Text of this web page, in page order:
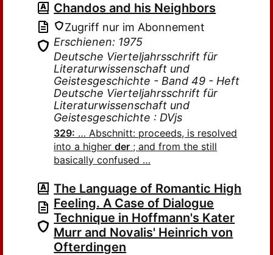
Chandos and his Neighbors
Zugriff nur im Abonnement
Erschienen: 1975
Deutsche Vierteljahrsschrift für
Literaturwissenschaft und
Geistesgeschichte - Band 49 - Heft
Deutsche Vierteljahrsschrift für
Literaturwissenschaft und
Geistesgeschichte : DVjs
329: … Abschnitt: proceeds, is resolved
into a higherder ; and from the still
basically confused …
The Language of Romantic High
Feeling. A Case of Dialogue
Technique in Hoffmann's Kater
Murr and Novalis' Heinrich von
Ofterdingen